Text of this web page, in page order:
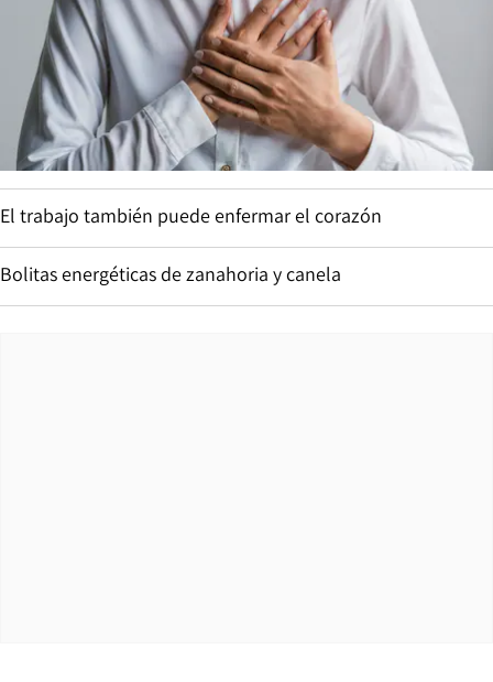
El trabajo también puede enfermar el corazón
Bolitas energéticas de zanahoria y canela